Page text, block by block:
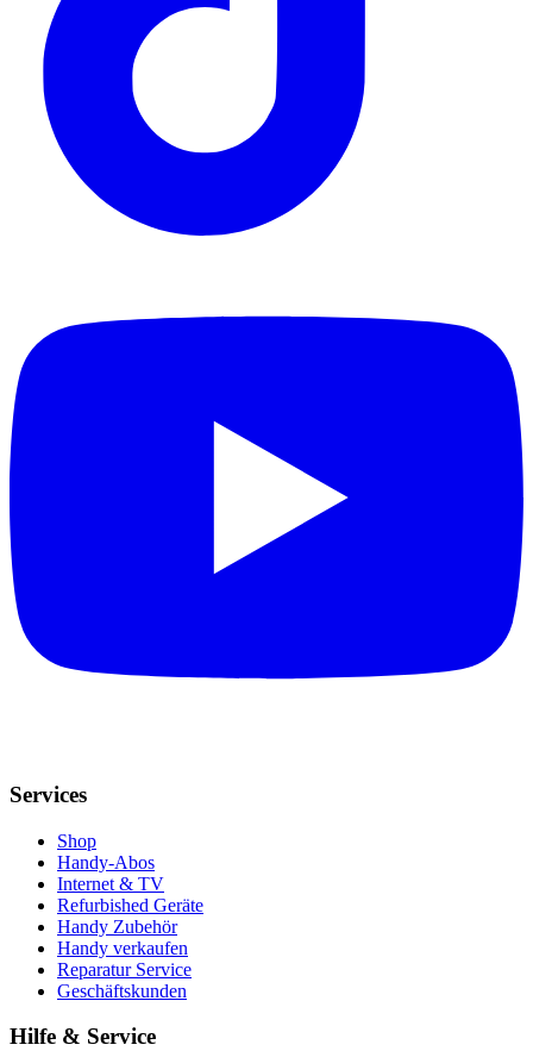
Services
Shop
Handy-Abos
Internet & TV
Refurbished Geräte
Handy Zubehör
Handy verkaufen
Reparatur Service
Geschäftskunden
Hilfe & Service